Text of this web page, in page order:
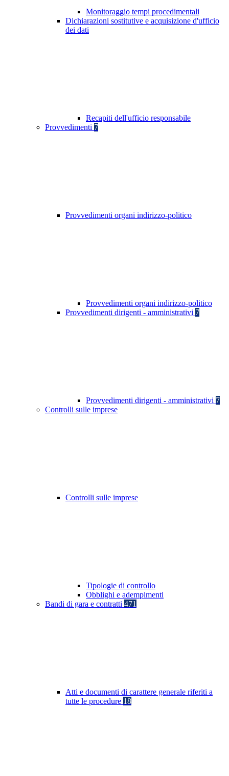
Monitoraggio tempi procedimentali
Dichiarazioni sostitutive e acquisizione d'ufficio
dei dati
Recapiti dell'ufficio responsabile
Provvedimenti 7
Provvedimenti organi indirizzo-politico
Provvedimenti organi indirizzo-politico
Provvedimenti dirigenti - amministrativi 7
Provvedimenti dirigenti - amministrativi 7
Controlli sulle imprese
Controlli sulle imprese
Tipologie di controllo
Obblighi e adempimenti
Bandi di gara e contratti 471
Atti e documenti di carattere generale riferiti a
tutte le procedure 18